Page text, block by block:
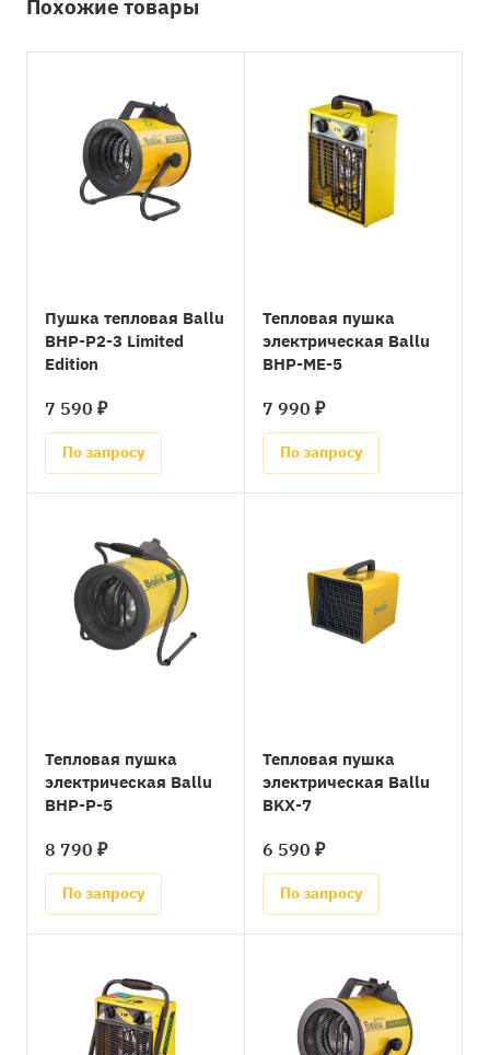
Похожие товары
Пушка тепловая Ballu
BHP-P2-3 Limited
Edition
7 590 ₽
По запросу
Тепловая пушка
электрическая Ballu
BHP-ME-5
7 990 ₽
По запросу
Тепловая пушка
электрическая Ballu
BHP-P-5
8 790 ₽
По запросу
Тепловая пушка
электрическая Ballu
BKX-7
6 590 ₽
По запросу